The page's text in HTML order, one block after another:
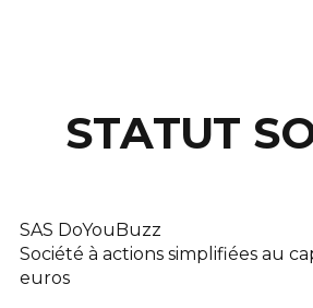
STATUT
SAS DoYouBuzz
Société à actions simplifiées au
euros